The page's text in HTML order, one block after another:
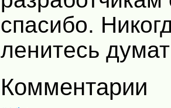
спасибо.
ленитесь
Комментарии